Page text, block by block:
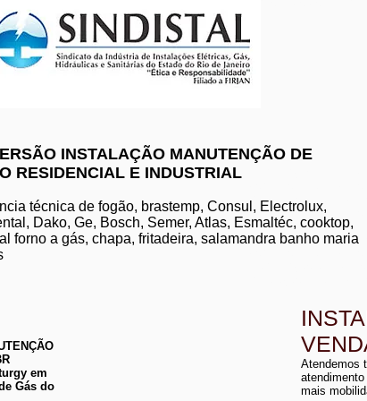
instalação de
conserto de aquecedor
manutenção de
instalação de
INSTALAÇÃO MANUTENÇÃO DE
RESIDENCIAL E INDUSTRIAL
técnica de fogão, brastemp, Consul, Electrolux,
Dako, Ge, Bosch, Semer, Atlas, Esmaltéc, cooktop,
forno a gás, chapa, fritadeira, salamandra banho maria
em
Gás do
Atendemos
mais